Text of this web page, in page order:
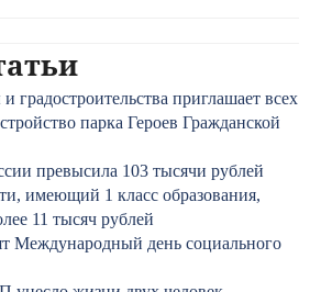
градостроительства приглашает всех
парка Героев Гражданской
превысила 103 тысячи рублей
имеющий 1 класс образования,
11 тысяч рублей
Международный день социального